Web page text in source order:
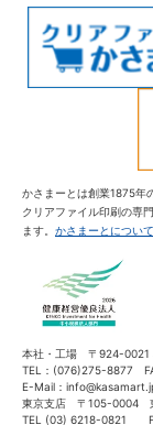
かさまーとは創業1875年
クリアファイル印刷の専
ます。 かさまーとについ
本社・工場 〒924-0021
TEL：(076)275-8877
E-Mail：
東京支店 〒105-0004
TEL (03) 6218-0821